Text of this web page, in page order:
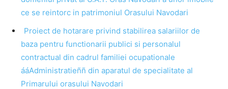
ce se reintorc in patrimoniul Orasului Navodari
Proiect de hotarare privind stabilirea salariilor de
baza pentru functionarii publici si personalul
contractual din cadrul familiei ocupationale
ááAdministratieññ din aparatul de specialitate al
Primarului orasului Navodari